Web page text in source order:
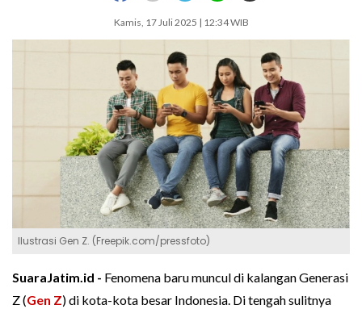
Kamis, 17 Juli 2025 | 12:34 WIB
Ilustrasi Gen Z. (Freepik.com/pressfoto)
SuaraJatim.id - Fenomena baru muncul di kalangan Generasi
Z (Gen Z) di kota-kota besar Indonesia. Di tengah sulitnya